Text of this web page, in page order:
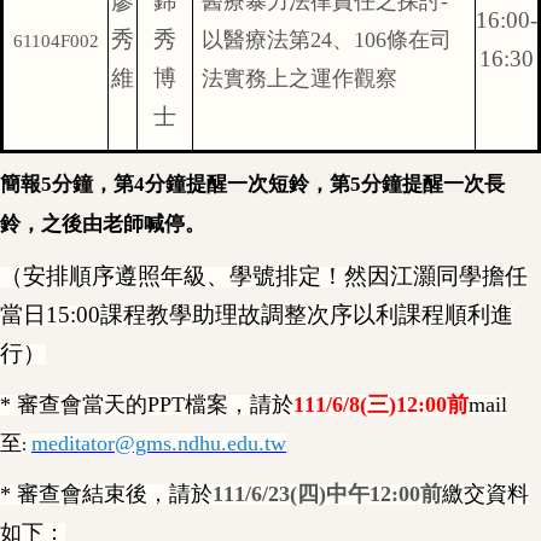
61104F002
秀
維
秀
博
士
以醫療法第24、 106條在司
法實務上之運作觀察
16:00-
16:30
簡報5分鐘，第4分鐘提醒一次短鈴，第5分鐘提醒一次長
鈴，之後由老師喊停。
（安排順序遵照年級、學號排定！然因江灝同學擔任
當日15:00課程教學助理故調整次序以利課程順利進
行）
* 審查會當天的PPT檔案，請於111/6/8(三)12:00前mail
至: meditator@gms.ndhu.edu.tw
* 審查會結束後，請於111/6/23( 四)中午12:00前繳交資料
如下：